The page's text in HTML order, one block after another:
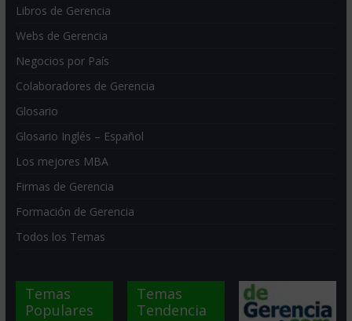
Libros de Gerencia
Webs de Gerencia
Negocios por País
Colaboradores de Gerencia
Glosario
Glosario Inglés – Español
Los mejores MBA
Firmas de Gerencia
Formación de Gerencia
Todos los Temas
Temas
Populares
Temas
Tendencia